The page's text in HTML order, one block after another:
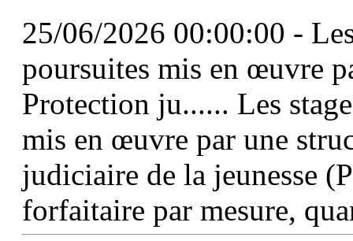
25/06/2026 00:00:00 -
poursuites mis en œuvre
Protection ju...... Les
mis en œuvre par une
judiciaire de la jeunesse
forfaitaire par mesure,